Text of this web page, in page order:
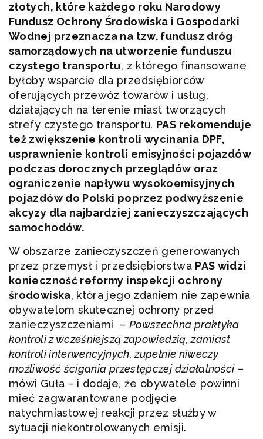
złotych, które każdego roku Narodowy
Fundusz Ochrony Środowiska i Gospodarki
Wodnej przeznacza na tzw. fundusz dróg
samorządowych na utworzenie funduszu
czystego transportu, z którego finansowane
byłoby wsparcie dla przedsiębiorców
oferujących przewóz towarów i usług,
działających na terenie miast tworzących
strefy czystego transportu. PAS rekomenduje
też zwiększenie kontroli wycinania DPF,
usprawnienie kontroli emisyjności pojazdów
podczas dorocznych przeglądów oraz
ograniczenie napływu wysokoemisyjnych
pojazdów do Polski poprzez podwyższenie
akcyzy dla najbardziej zanieczyszczających
samochodów.
W obszarze zanieczyszczeń generowanych
przez przemysł i przedsiębiorstwa PAS widzi
konieczność reformy inspekcji ochrony
środowiska, która jego zdaniem nie zapewnia
obywatelom skutecznej ochrony przed
zanieczyszczeniami – Powszechna praktyka
kontroli z wcześniejszą zapowiedzią, zamiast
kontroli interwencyjnych, zupełnie niweczy
możliwość ścigania przestępczej działalności–
mówi Guła – i dodaje, że obywatele powinni
mieć zagwarantowane podjęcie
natychmiastowej reakcji przez służby w
sytuacji niekontrolowanych emisji.